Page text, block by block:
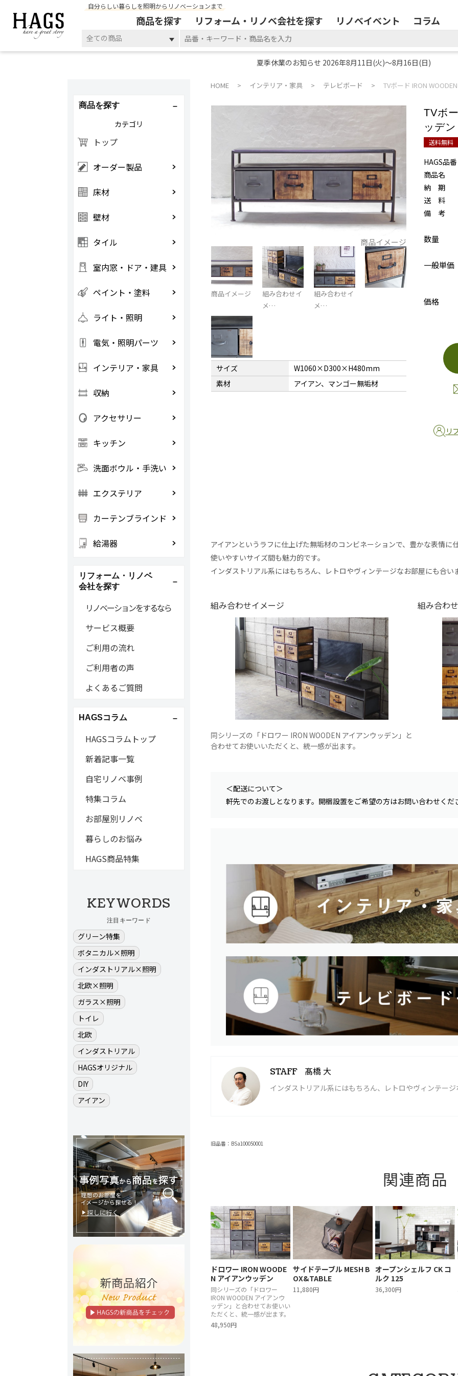
自分らしい暮らしを照明からリノベーションまで
商品を探す リフォーム・リノベ会社を探す リノベイベント コラム
全ての商品
夏季休業のお知らせ 2026年8月11日(火)～8月16日(日)
HOME インテリア・家具 テレビボード TVボード IRON
商品イメージ
商品イメージ
組み合わせイ
メ…
組み合わせイ
メ…
サイズ
W1060×D300×H480mm
素材
アイアン、マンゴー無垢材
TVボ
ッデン
送料無料
HAGS品番
商品名
納 期
送 料
備 考
数量
一般単価
価格
リ
アイアンというラフに仕上げた無垢材のコンビネーションで、豊かな表情に
使いやすいサイズ間も魅力的です。
インダストリアル系にはもちろん、レトロやヴィンテージなお部屋にも合い
組み合わせイメージ
同シリーズの「ドロワー IRON WOODEN アイアンウッデン」と
合わせてお使いいただくと、統一感が出ます。
組み合わ
＜配送について＞
軒先でのお渡しとなります。開梱設置をご希望の方はお問い合わせくだ
STAFF 髙橋 大
インダストリアル系にはもちろん、レトロやヴィンテー
旧品番：BSa100050001
関連商品
ドロワー IRON WOODE
N アイアンウッデン
同シリーズの「ドロワー
IRON WOODEN アイアンウ
ッデン」と合わせてお使いい
ただくと、統一感が出ます。
48,950円
サイドテーブル MESH B
OX&TABLE
11,880円
オープンシェルフ CK コ
ルク 125
36,300円
商品を探す
カテゴリ
トップ
オーダー製品
床材
壁材
タイル
室内窓・ドア・建具
ペイント・塗料
ライト・照明
電気・照明パーツ
インテリア・家具
収納
アクセサリー
キッチン
洗面ボウル・手洗い
エクステリア
カーテンブラインド
給湯器
リフォーム・リノベ
会社を探す
リノベーションをするなら
サービス概要
ご利用の流れ
ご利用者の声
よくあるご質問
HAGSコラム
HAGSコラムトップ
新着記事一覧
自宅リノベ事例
特集コラム
お部屋別リノベ
暮らしのお悩み
HAGS商品特集
KEYWORDS
注目キーワード
グリーン特集
ボタニカル×照明
インダストリアル×照明
北欧×照明
ガラス×照明
トイレ
北欧
インダストリアル
HAGSオリジナル
DIY
アイアン